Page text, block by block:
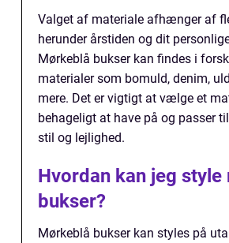
Valget af materiale afhænger af
herunder årstiden og dit
Mørkeblå bukser kan findes i
materialer som bomuld, denim,
mere. Det er vigtigt at vælge et
behageligt at have på og passer
stil og lejlighed.
Hvordan kan jeg style
bukser?
Mørkeblå bukser kan styles på